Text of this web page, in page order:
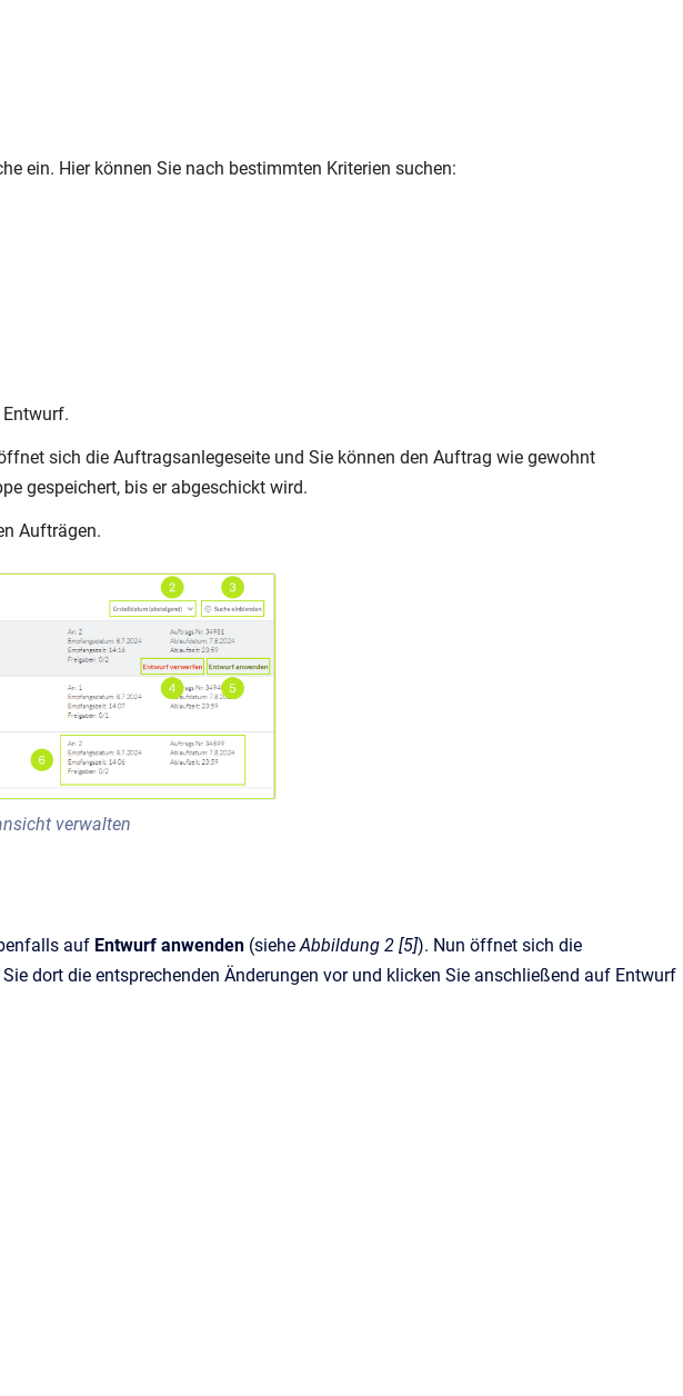
ein. Hier können Sie nach bestimmten Kriterien suchen:
Entwurf.
sich die Auftragsanlegeseite und Sie können den Auftrag wie gewohnt
gespeichert, bis er abgeschickt wird.
Aufträgen.
verwalten
auf Entwurf anwenden (sieheAbbildung 2 [5]). Nun öffnet sich die
dort die entsprechenden Änderungen vor und klicken Sie anschließend auf Entwurf